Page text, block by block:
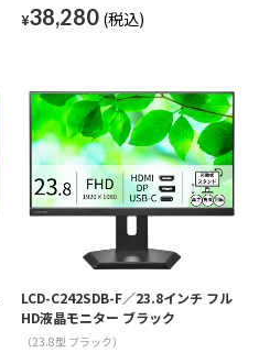
¥38,280
LCD-C242SDB-F／23.8インチ フル
HD液晶モニター ブラック
（23.8型 ブラック）